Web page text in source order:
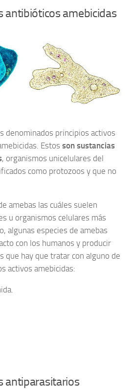
antibióticos amebicidas
denominados principios activos
Estos son sustancias
, organismos unicelulares del
como protozoos y que no
amebas las cuáles suelen
u organismos celulares más
algunas especies de amebas
con los humanos y producir
que hay que tratar con alguno de
activos amebicidas:
antiparasitarios